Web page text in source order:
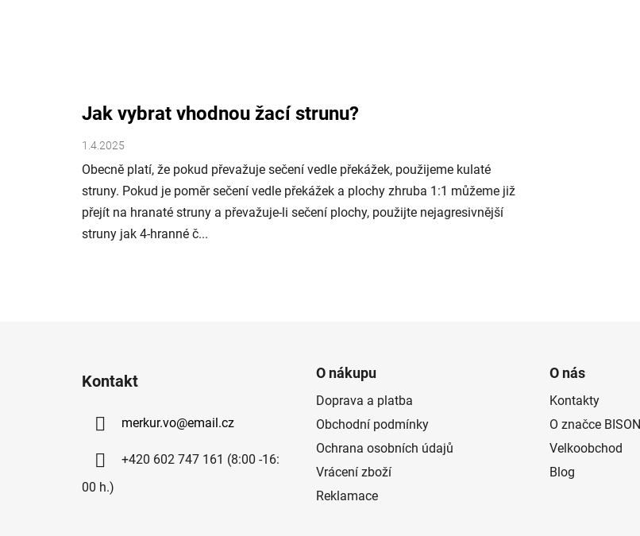
Jak vybrat vhodnou žací strunu?
1.4.2025
Obecně platí, že pokud převažuje sečení vedle překážek, použijeme kulaté
struny. Pokud je poměr sečení vedle překážek a plochy zhruba 1:1 můžeme již
přejít na hranaté struny a převažuje-li sečení plochy, použijte nejagresivnější
struny jak 4-hranné č...
Kontakt
merkur.vo@email.cz
+420 602 747 161 (8:00 -16:
00 h.)
O nákupu
Doprava a platba
Obchodní podmínky
Ochrana osobních údajů
Vrácení zboží
Reklamace
O nás
Kontakty
O značce BISON
Velkoobchod
Blog